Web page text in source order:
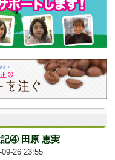
④ 田原 恵実
26 23:55